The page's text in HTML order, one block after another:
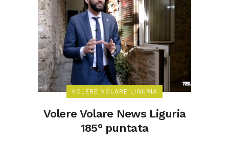
VOLERE VOLARE LIGURIA
Volere Volare News Liguria
185° puntata